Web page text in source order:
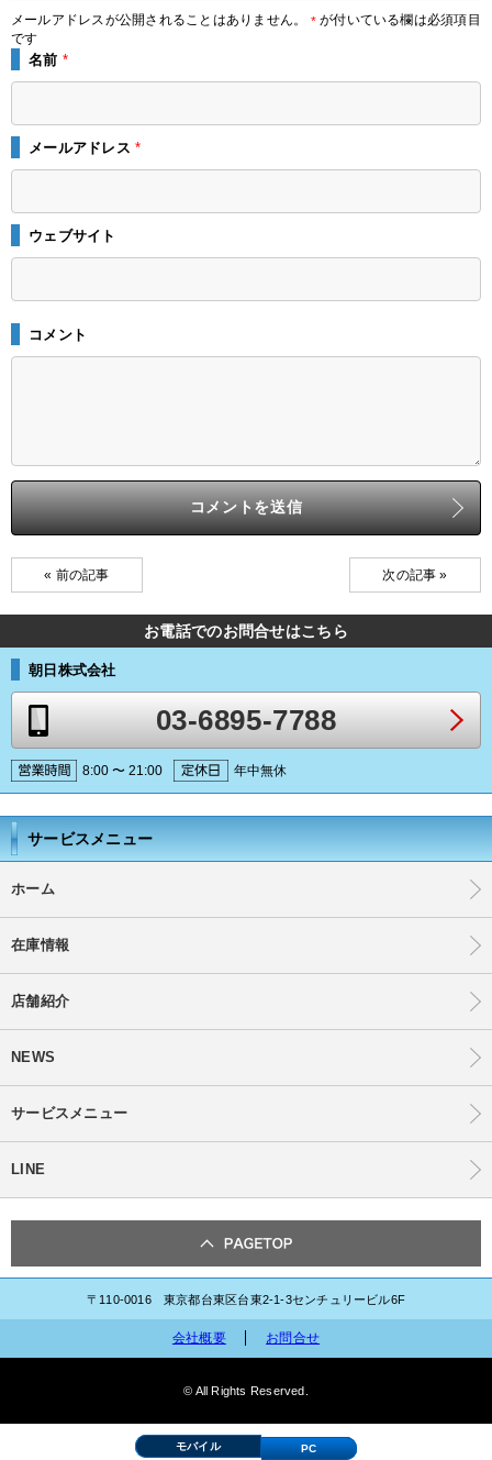
メールアドレスが公開されることはありません。 *が付いている欄は必須項目
です
名前 *
メールアドレス*
ウェブサイト
コメント
« 前の記事 次の記事 »
お電話でのお問合せはこちら
朝日株式会社
03-6895-7788
8:00 〜 21:00 年中無休
サービスメニュー
ホーム
在庫情報
店舗紹介
NEWS
サービスメニュー
LINE
〒110-0016 東京都台東区台東2-1-3センチュリービル6F
会社概要 お問合せ
© All Rights Reserved.
モバイル PC